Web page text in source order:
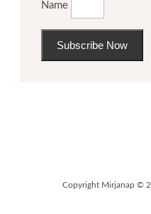
Name
Subscribe Now
Copyright Mirjanap ©